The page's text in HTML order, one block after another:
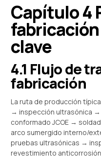
Capítulo 4
clave
4.1 Flujo de
fabricación
La ruta de producción
→ inspección ultrasónica
conformado JCOE →
arco sumergido interno/
pruebas ultrasónicas →
revestimiento